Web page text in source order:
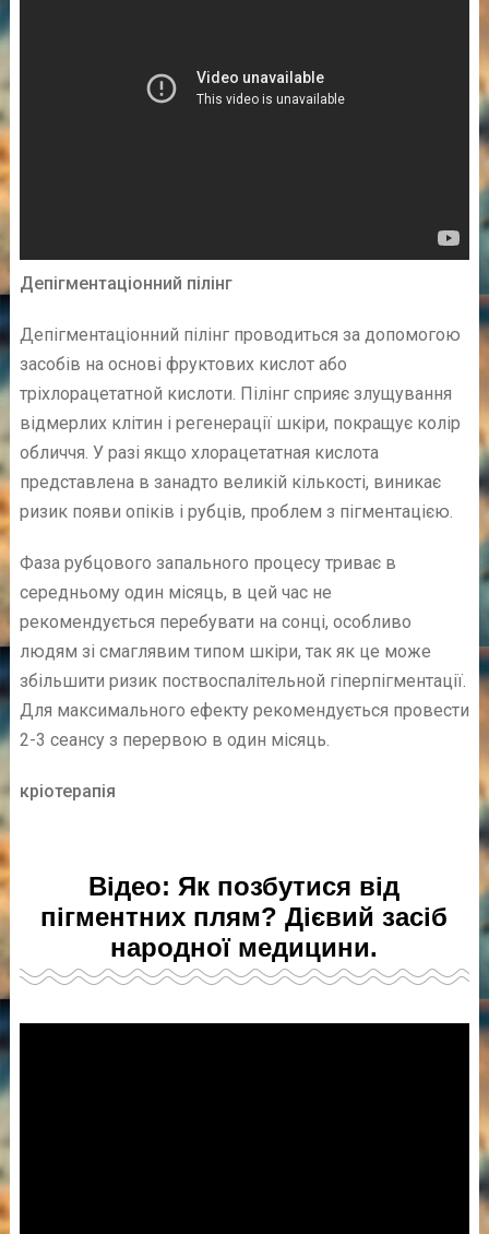
Депігментаціонний пілінг
Депігментаціонний пілінг проводиться за допомогою
засобів на основі фруктових кислот або
тріхлорацетатной кислоти. Пілінг сприяє злущування
відмерлих клітин і регенерації шкіри, покращує колір
обличчя. У разі якщо хлорацетатная кислота
представлена в занадто великій кількості, виникає
ризик появи опіків і рубців, проблем з пігментацією.
Фаза рубцового запального процесу триває в
середньому один місяць, в цей час не
рекомендується перебувати на сонці, особливо
людям зі смаглявим типом шкіри, так як це може
збільшити ризик поствоспалітельной гіперпігментації.
Для максимального ефекту рекомендується провести
2-3 сеансу з перервою в один місяць.
кріотерапія
Відео: Як позбутися від
пігментних плям? Дієвий засіб
народної медицини.